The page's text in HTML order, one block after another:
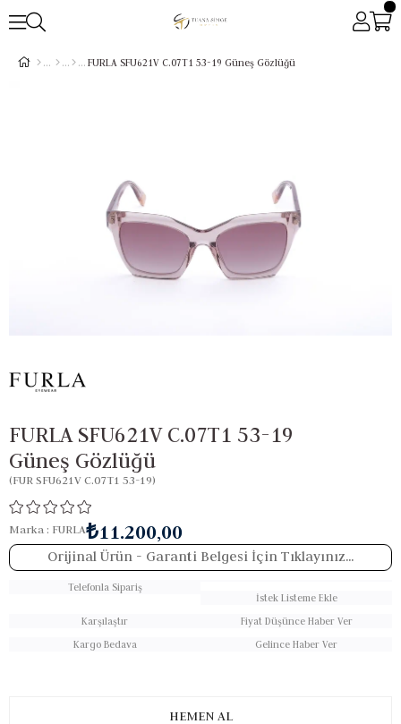
FURLA SFU621V C.07T1 53-19 Güneş Gözlüğü
FURLA SFU621V C.07T1 53-19
Güneş Gözlüğü
(FUR SFU621V C.07T1 53-19)
Marka : FURLA₺11.200,00
Orijinal Ürün - Garanti Belgesi İçin Tıklayınız...
Telefonla Sipariş
İstek Listeme Ekle
Karşılaştır
Fiyat Düşünce Haber Ver
Kargo Bedava
Gelince Haber Ver